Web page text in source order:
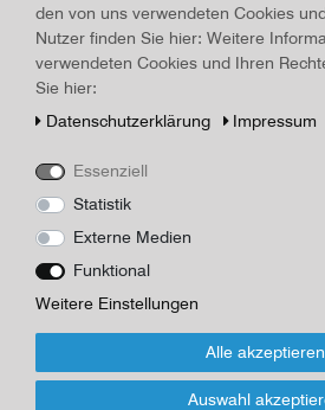
Merkmal
Beschreibung
Hildach, Eugen: In meiner Heimat. Op.
Heinrichshofen [VerlagsNr. H.V. 3720].,
englisch und deutsch, für hohe Stimme,
Herausgeber/Autor
14,00 EUR
Inhalt1Stück
Für Infos zum Artikel oder
nutzen!
den von uns verwendeten Cookies
Nutzer finden Sie hier: Weitere
verwendeten Cookies und Ihren
Sie hier:
Daten­schutz­erklärung
Impressum
Essenziell
Statistik
Externe Medien
Funktional
Weitere Einstellungen
Alle akzeptieren
Auswahl